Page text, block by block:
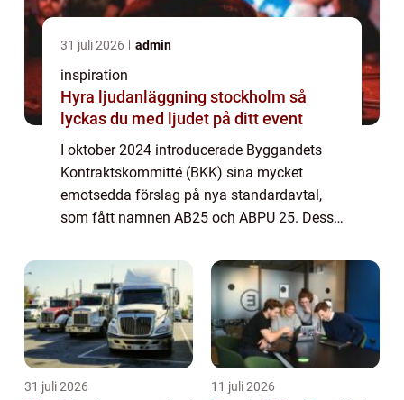
31 juli 2026 admin
inspiration
Hyra ljudanläggning stockholm så
lyckas du med ljudet på ditt event
I oktober 2024 introducerade Byggandets
Kontraktskommitté (BKK) sina mycket
emotsedda förslag på nya standardavtal,
som fått namnen AB25 och ABPU 25. Dessa
och ABT 0...
31 juli 2026 11 juli 2026